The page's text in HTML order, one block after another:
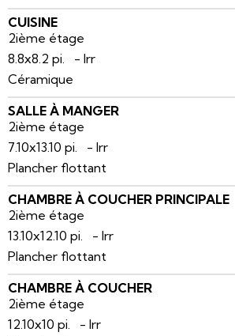
CUISINE
2ième étage
8.8x8.2 pi. - Irr
Céramique
SALLE À MANGER
2ième étage
7.10x13.10 pi. - Irr
Plancher flottant
CHAMBRE À COUCHER PRINCIPALE
2ième étage
13.10x12.10 pi. - Irr
Plancher flottant
CHAMBRE À COUCHER
2ième étage
12.10x10 pi. - Irr